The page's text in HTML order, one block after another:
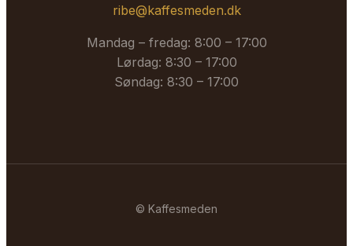
ribe@kaffesmeden.dk
Mandag – fredag: 8:00 – 17:00
Lørdag: 8:30 – 17:00
Søndag: 8:30 – 17:00
© Kaffesmeden